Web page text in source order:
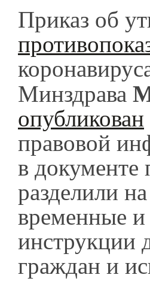
Приказ об
Минздрава
опубликован
правовой
в документе
разделили
временные
инструкции
граждан и